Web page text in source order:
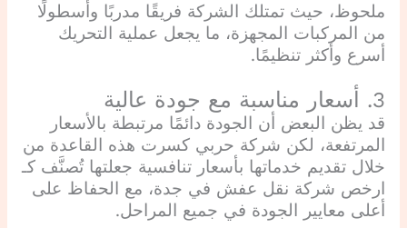
ملحوظ، حيث تمتلك الشركة فريقًا مدربًا وأسطولًا
من المركبات المجهزة، ما يجعل عملية التحريك
أسرع وأكثر تنظيمًا.
3. أسعار مناسبة مع جودة عالية
قد يظن البعض أن الجودة دائمًا مرتبطة بالأسعار
المرتفعة، لكن شركة حربي كسرت هذه القاعدة من
خلال تقديم خدماتها بأسعار تنافسية جعلتها تُصنَّف كـ
ارخص شركة نقل عفش في جدة، مع الحفاظ على
أعلى معايير الجودة في جميع المراحل.